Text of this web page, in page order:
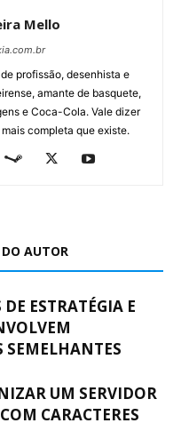
Mello
profissão, desenhista e
amante de basquete,
e Coca-Cola. Vale dizer
completa que existe.
AUTOR
ESTRATÉGIA E
SEMELHANTES
UM SERVIDOR
CARACTERES